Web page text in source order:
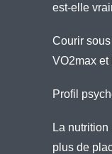
est-elle
Courir
VO2max et
Profil
La
plus de